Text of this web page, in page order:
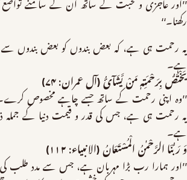
’’اور عاجزی و محبت کے ساتھ ان کے سامنے تواضع
رکھنا۔‘‘
یہ رحمت ہی ہے، کہ بعض بندوں کو بعض بندوں سے
ہے۔
یَخْتَصُّ بِرَحْمَتِہٖ مَنْ یَّشَآئُ (آل عمران: ۷۴)
’’وہ اپنی رحمت کے ساتھ جسے چاہے مخصوص
یہ رحمت ہی ہے، جس کی قدر و قیمت دنیا کے جملہ
ہے۔
وَ رَبُّنَا الرَّحْمٰنُ الْمُسْتَعَانُ (الانبیاء: ۱۱۲)
’’اور ہمارا رب بڑا مہربان ہے، جس سے مدد طلب